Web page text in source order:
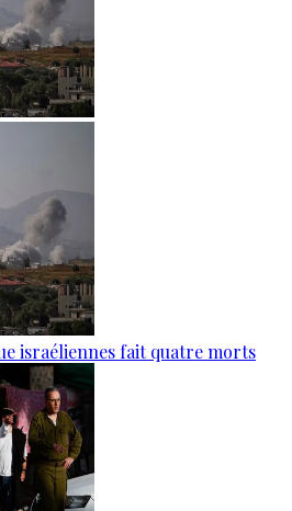
israéliennes fait quatre morts